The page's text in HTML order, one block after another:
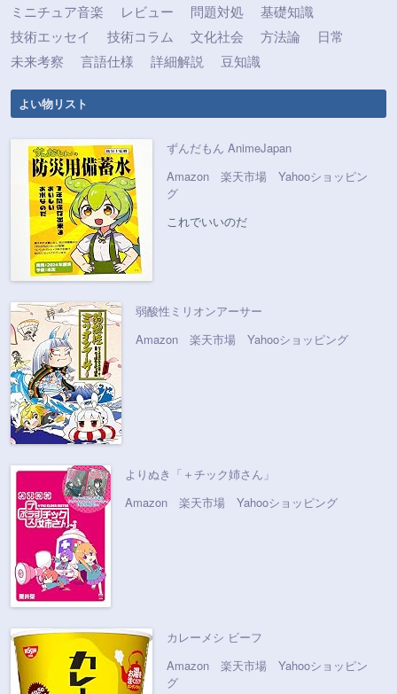
ミニチュア音楽
レビュー 問題対処
基礎知識
技術エッセイ
技術コラム 文化社会 方法論
日常
未来考察
言語仕様 詳細解説 豆知識
よい物リスト
ずんだもん AnimeJapan
Amazon
楽天市場
Yahooショッピン
グ
これでいいのだ
弱酸性ミリオンアーサー
Amazon
楽天市場 Yahooショッピング
よりぬき「＋チック姉さん」
Amazon
楽天市場 Yahooショッピング
カレーメシ ビーフ
Amazon
楽天市場
Yahooショッピン
グ